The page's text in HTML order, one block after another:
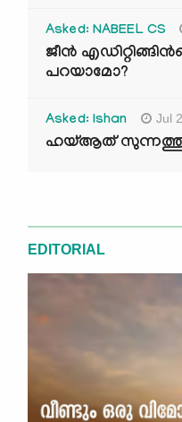
Asked: NABEEL CS
ജീൻ
പറയാമോ?
Asked: Ishan Jul
ഹയ്ആത്
EDITORIAL